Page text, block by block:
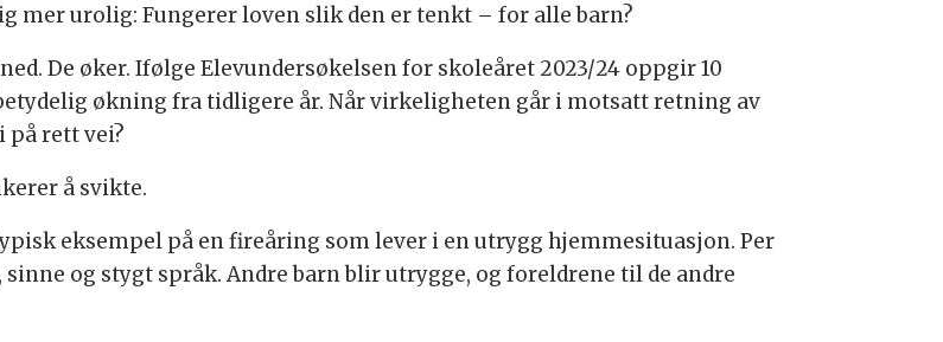
mer urolig: Fungerer loven slik den er tenkt – for alle barn?
De øker. Ifølge Elevundersøkelsen for skoleåret 2023/24 oppgir 10
økning fra tidligere år. Når virkeligheten går i motsatt retning av
på rett vei?
å svikte.
eksempel på en fireåring som lever i en utrygg hjemmesituasjon. Per
og stygt språk. Andre barn blir utrygge, og foreldrene til de andre